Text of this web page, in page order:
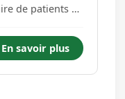
de patients à
est de garantir
être des
En savoir plus